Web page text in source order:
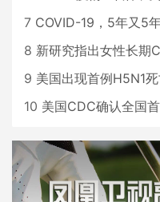
7 COVID-19，5年又5
8 新研究指出女性长期
9 美国出现首例H5N1
10 美国CDC确认全国首例